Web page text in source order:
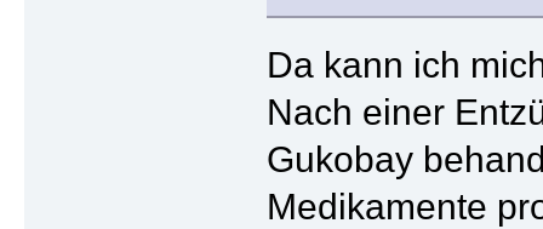
Da kann ich
Nach einer
Gukobay
Medikamente